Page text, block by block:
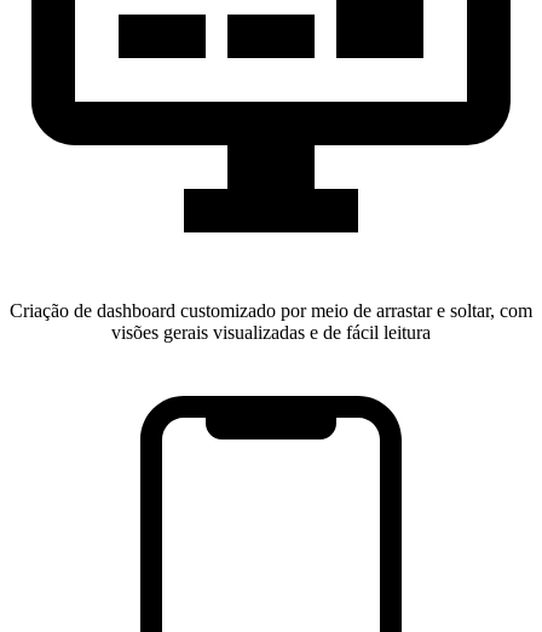
Criação de dashboard customizado por meio de arrastar e soltar, com
visões gerais visualizadas e de fácil leitura